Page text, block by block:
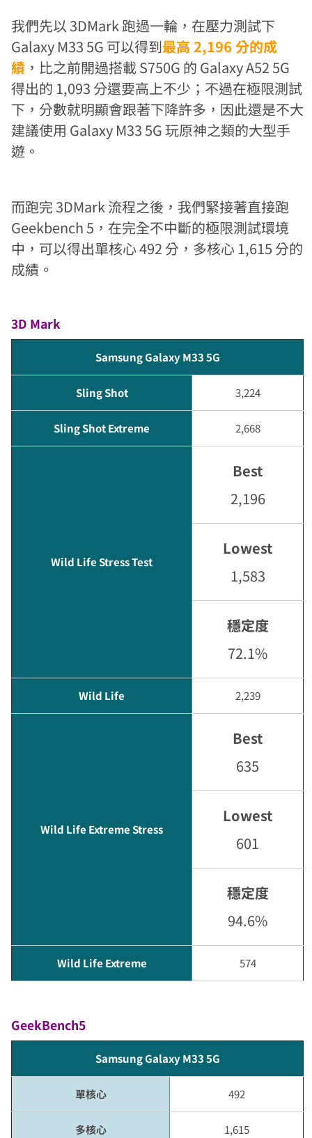
我們先以 3DMark 跑過一輪，在壓力測試下
Galaxy M33 5G 可以得到最高 2,196 分的成
績 ，比之前開過搭載 S750G 的 Galaxy A52 5G
得出的 1,093 分還要高上不少；不過在極限測試
下，分數就明顯會跟著下降許多，因此還是不大
建議使用 Galaxy M33 5G 玩原神之類的大型手
遊。
而跑完 3DMark 流程之後，我們緊接著直接跑
Geekbench 5，在完全不中斷的極限測試環境
中，可以得出單核心 492 分，多核心 1,615 分的
成績。
3D Mark
Samsung Galaxy M33 5G
Sling Shot 3,224
Sling Shot Extreme 2,668
Wild Life Stress Test
Best
2,196
Lowest
1,583
穩定度
72.1%
Wild Life 2,239
Wild Life Extreme Stress
Best
635
Lowest
601
穩定度
94.6%
Wild Life Extreme 574
GeekBench5
Samsung Galaxy M33 5G
單核心 492
多核心 1,615